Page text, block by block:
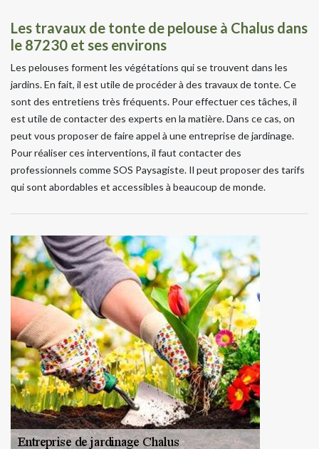
Les travaux de tonte de pelouse à Chalus dans
le 87230 et ses environs
Les pelouses forment les végétations qui se trouvent dans les
jardins. En fait, il est utile de procéder à des travaux de tonte. Ce
sont des entretiens très fréquents. Pour effectuer ces tâches, il
est utile de contacter des experts en la matière. Dans ce cas, on
peut vous proposer de faire appel à une entreprise de jardinage.
Pour réaliser ces interventions, il faut contacter des
professionnels comme SOS Paysagiste. Il peut proposer des tarifs
qui sont abordables et accessibles à beaucoup de monde.